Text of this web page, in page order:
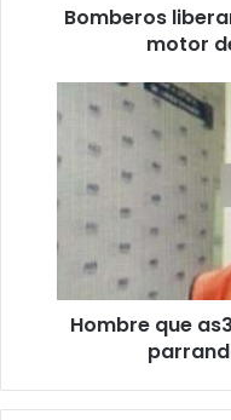
Bomberos
motor
compañero
parranda
Hombre que